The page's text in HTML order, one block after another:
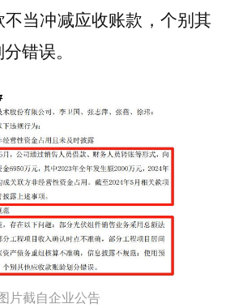
当冲减应收账款，个别其
错误。
片截自企业公告